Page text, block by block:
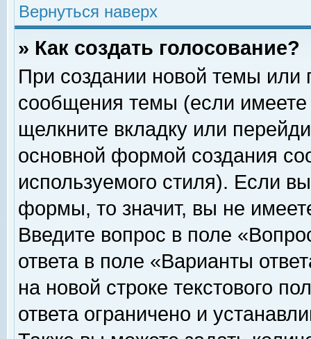
Вернуться наверх
» Как создать голосование?
При создании новой темы или
сообщения темы (если
щелкните вкладку или
основной формой создания
используемого стиля). Если
формы, то значит, вы не
Введите вопрос в поле
ответа в поле «Варианты
на новой строке текстового
ответа ограничено и